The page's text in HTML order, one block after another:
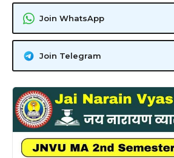
Join WhatsApp
Join Telegram